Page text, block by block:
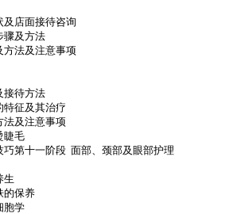
店面接待咨询
骤及方法
法及注意事项
接待方法
征及其治疗
及注意事项
睫毛
第十一阶段 面部、颈部及眼部护理
生
的保养
胞学